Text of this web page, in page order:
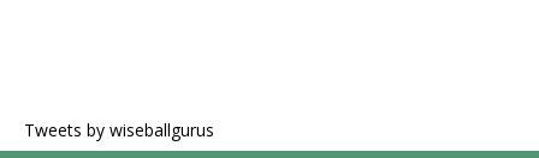
Tweets by wiseballgurus